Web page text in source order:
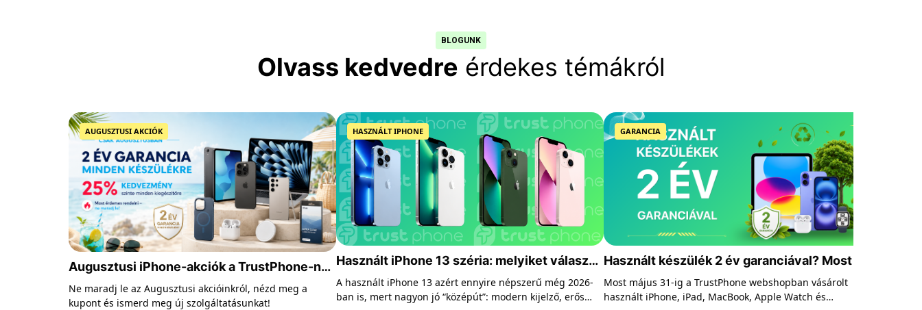
BLOGUNK
Olvass kedvedre érdekes témákról
AUGUSZTUSI AKCIÓK
Augusztusi iPhone-akciók a TrustPhone-nál:
2 év garancia, akár 35% kedvezmény és 5
000 Ft-os kupon
Ne maradj le az Augusztusi akcióinkról, nézd meg a
kupont és ismerd meg új szolgáltatásunkat!
HASZNÁLT IPHONE
Használt iPhone 13 széria: melyiket válaszd
2026-ban?
A használt iPhone 13 azért ennyire népszerű még 2026-
ban is, mert nagyon jó “középút”: modern kijelző, erős
GARANCIA
Használt készülék 2 év garanciával? Most +1
év garancia 1 Ft-ért a TrustPhone-nál
Most május 31-ig a TrustPhone webshopban vásárolt
használt iPhone, iPad, MacBook, Apple Watch és